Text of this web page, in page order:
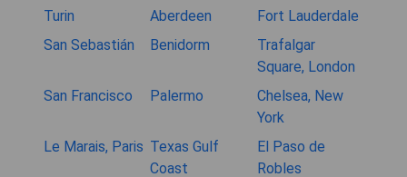
Turin
Aberdeen
Fort Lauderdale
San Sebastián
Benidorm
Trafalgar
Square, London
San Francisco
Palermo
Chelsea, New
York
Le Marais, Paris Texas Gulf
Coast
El Paso de
Robles